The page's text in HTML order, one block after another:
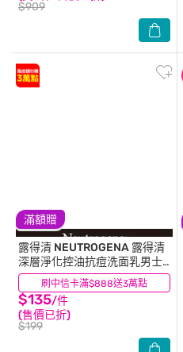
$909
滿額贈
刷中信卡滿$888送3萬點
露得清 NEUTROGENA 露得清
深層淨化控油抗痘洗面乳男士
包裝限量款150g
$135/件
(售價已折)
$199
(10)